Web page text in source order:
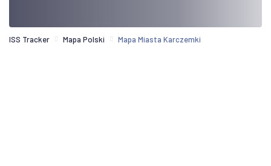
ISS Tracker Mapa Polski Mapa Miasta Karczemki